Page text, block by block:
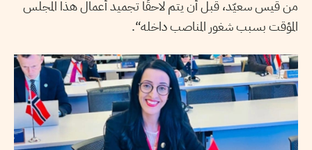
من قيس سعيّد، قبل أن يتم لاحقًا تجميد أعمال هذا المجلس
المؤقت بسبب شغور المناصب داخله“.